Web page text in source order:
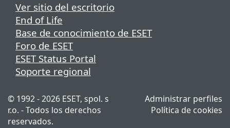
Ver sitio del escritorio
End of Life
Base de conocimiento de ESET
Foro de ESET
ESET Status Portal
Soporte regional
© 1992 - 2026 ESET, spol. s
r.o. - Todos los derechos
reservados.
Administrar perfiles
Política de cookies